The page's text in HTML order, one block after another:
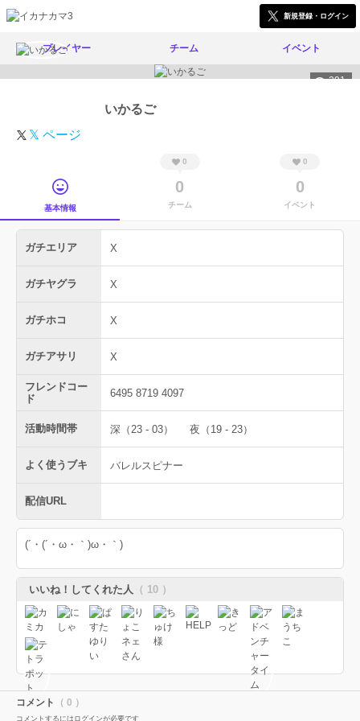
新規登録・ログイン
プレイヤー チーム イベント
391
いかるご
𝕏 ページ
基本情報
0
0
チーム
0
0
イベント
ガチエリア X
ガチヤグラ X
ガチホコ X
ガチアサリ X
フレンドコー
ド
6495 8719 4097
活動時間帯 深（23 - 03） 夜（19 - 23）
よく使うブキ バレルスピナー
配信URL
(´・(´・ω・｀)ω・｀)
いいね！してくれた人 （ 10 ）
コメント （ 0 ）
コメントするにはログインが必要です